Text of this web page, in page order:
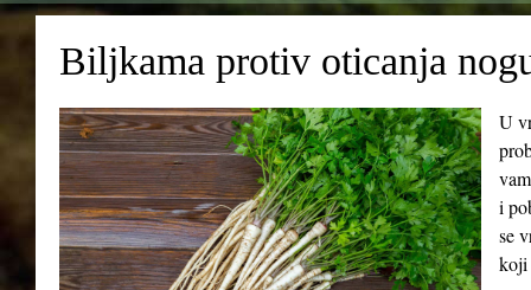
Biljkama protiv oticanja
U
i
se
koji